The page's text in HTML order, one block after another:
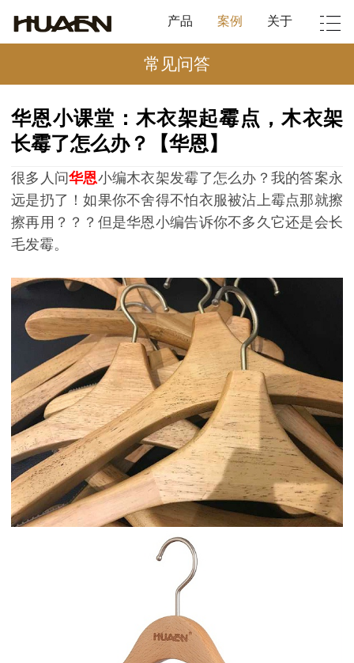
产品 案例 关于
常见问答
华恩小课堂：木衣架起霉点，木衣架
长霉了怎么办？【华恩】
很多人问华恩小编木衣架发霉了怎么办？我的答案永
远是扔了！如果你不舍得不怕衣服被沾上霉点那就擦
擦再用？？？ 但是华恩小编告诉你不多久它还是会长
毛发霉。